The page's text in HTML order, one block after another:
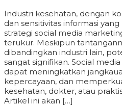
Industri kesehatan, dengan
dan sensitivitas informasi
strategi social media
terukur. Meskipun
dibandingkan industri lain,
sangat signifikan. Social
dapat meningkatkan
kepercayaan, dan
kesehatan, dokter, atau
Artikel ini akan […]